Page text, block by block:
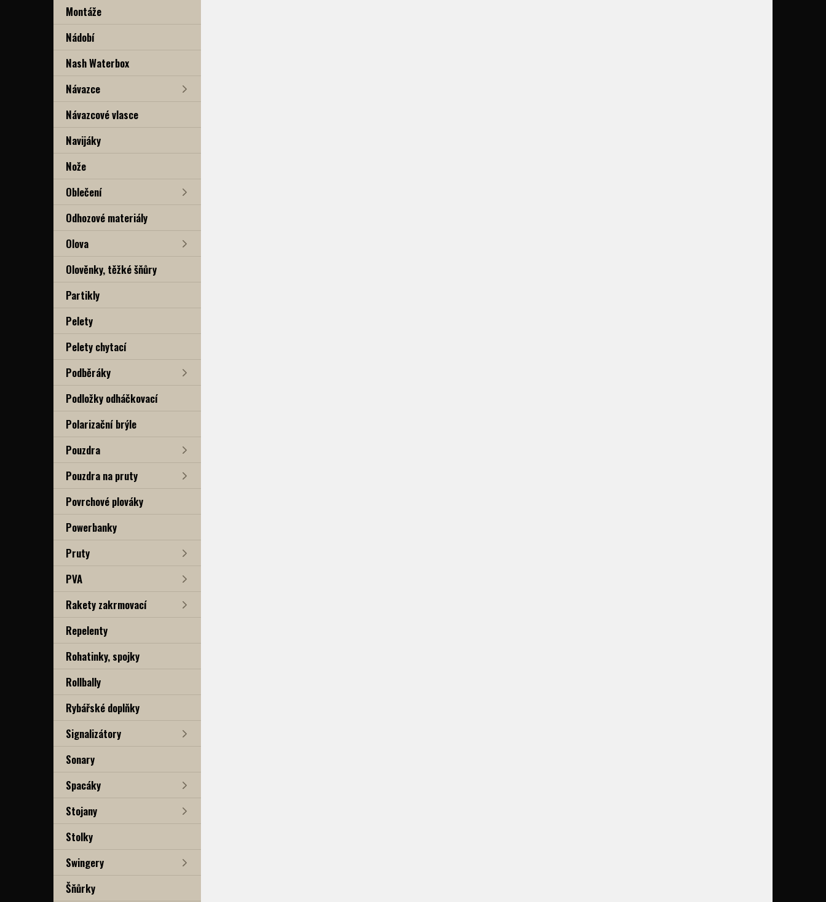
Montáže
Nádobí
Nash Waterbox
Návazce
Návazcové vlasce
Navijáky
Nože
Oblečení
Odhozové materiály
Olova
Olověnky, těžké šňůry
Partikly
Pelety
Pelety chytací
Podběráky
Podložky odháčkovací
Polarizační brýle
Pouzdra
Pouzdra na pruty
Povrchové plováky
Powerbanky
Pruty
PVA
Rakety zakrmovací
Repelenty
Rohatinky, spojky
Rollbally
Rybářské doplňky
Signalizátory
Sonary
Spacáky
Stojany
Stolky
Swingery
Šňůrky